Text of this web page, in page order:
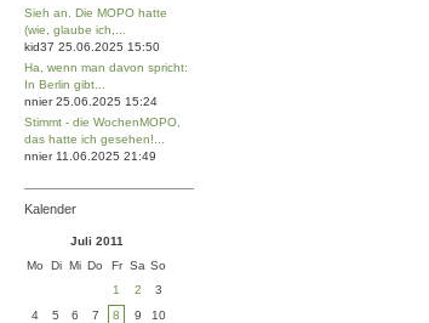
Sieh an. Die MOPO hatte
(wie, glaube ich,...
kid37 25.06.2025 15:50
Ha, wenn man davon spricht:
In Berlin gibt...
nnier 25.06.2025 15:24
Stimmt - die WochenMOPO,
das hatte ich gesehen!...
nnier 11.06.2025 21:49
Kalender
Juli 2011
Mo
Di Mi Do Fr Sa So
1
2
3
4
5 6 7 8 9
10